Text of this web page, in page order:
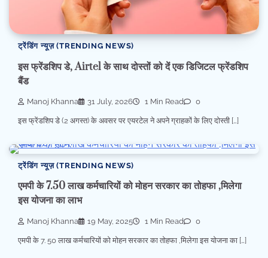
ट्रेंडिंग न्यूज़ (TRENDING NEWS)
इस फ्रेंडशिप डे, Airtel के साथ दोस्तों को दें एक डिजिटल फ्रेंडशिप
बैंड
Manoj Khanna 31 July, 2026 1 Min Read 0
इस फ्रेंडशिप डे (2 अगस्त) के अवसर पर एयरटेल ने अपने ग्राहकों के लिए दोस्ती […]
ट्रेंडिंग न्यूज़ (TRENDING NEWS)
एमपी के 7.50 लाख कर्मचारियों को मोहन सरकार का तोहफा ,मिलेगा
इस योजना का लाभ
Manoj Khanna 19 May, 2025 1 Min Read 0
एमपी के 7. 50 लाख कर्मचारियों को मोहन सरकार का तोहफा ,मिलेगा इस योजना का […]